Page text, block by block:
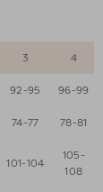
3 4
92-95 96-99
74-77 78-81
101-104
105-
108